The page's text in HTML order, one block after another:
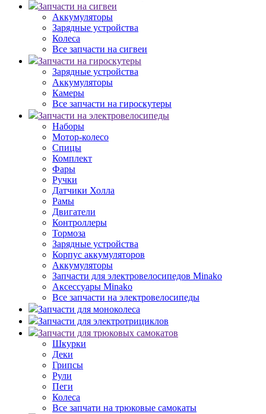
Запчасти на сигвеи
Аккумуляторы
Зарядные устройства
Колеса
Все запчасти на сигвеи
Запчасти на гироскутеры
Зарядные устройства
Аккумуляторы
Камеры
Все запчасти на гироскутеры
Запчасти на электровелосипеды
Наборы
Мотор-колесо
Спицы
Комплект
Фары
Ручки
Датчики Холла
Рамы
Двигатели
Контроллеры
Тормоза
Зарядные устройства
Корпус аккумуляторов
Аккумуляторы
Запчасти для электровелосипедов Minako
Аксессуары Minako
Все запчасти на электровелосипеды
Запчасти для моноколеса
Запчасти для электротрициклов
Запчасти для трюковых самокатов
Шкурки
Деки
Грипсы
Рули
Пеги
Колеса
Все запчати на трюковые самокаты